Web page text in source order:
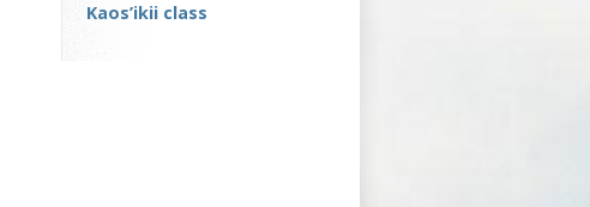
Kaos’ikii class